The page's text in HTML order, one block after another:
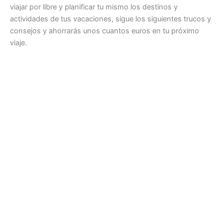
viajar por libre y planificar tu mismo los destinos y
actividades de tus vacaciones, sigue los siguientes trucos y
consejos y ahorrarás unos cuantos euros en tu próximo
viaje.